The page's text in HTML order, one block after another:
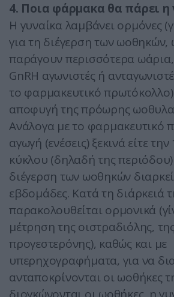
4. Ποια φάρµακα θα πάρει η
Η γυναίκα λαμβάνει ορμόνες
για τη διέγερση των ωοθηκών,
παράγουν περισσότερα
GnRH αγωνιστές ή
το φαρμακευτικό πρωτόκολλο)
αποφυγή της πρόωρης
Ανάλογα με το φαρμακευτικό
αγωγή (ενέσεις) ξεκινά είτε
κύκλου (δηλαδή της περιόδου)
διέγερση των ωοθηκών
εβδομάδες. Κατά τη διάρκειά
παρακολουθείται ορμονικά
μέτρηση της οιστραδιόλης,
προγεστερόνης), καθώς και με
υπερηχογραφήματα, για να
ανταποκρίνονται οι ωοθήκες